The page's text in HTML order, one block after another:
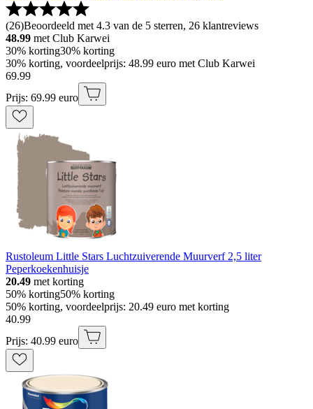
(26)Beoordeeld met 4.3 van de 5 sterren, 26 klantreviews
48.99 met Club Karwei
30% korting30% korting
30% korting, voordeelprijs: 48.99 euro met Club Karwei
69.99
Prijs: 69.99 euro
Rustoleum Little Stars Luchtzuiverende Muurverf 2,5 liter
Peperkoekenhuisje
20.49 met korting
50% korting50% korting
50% korting, voordeelprijs: 20.49 euro met korting
40.99
Prijs: 40.99 euro